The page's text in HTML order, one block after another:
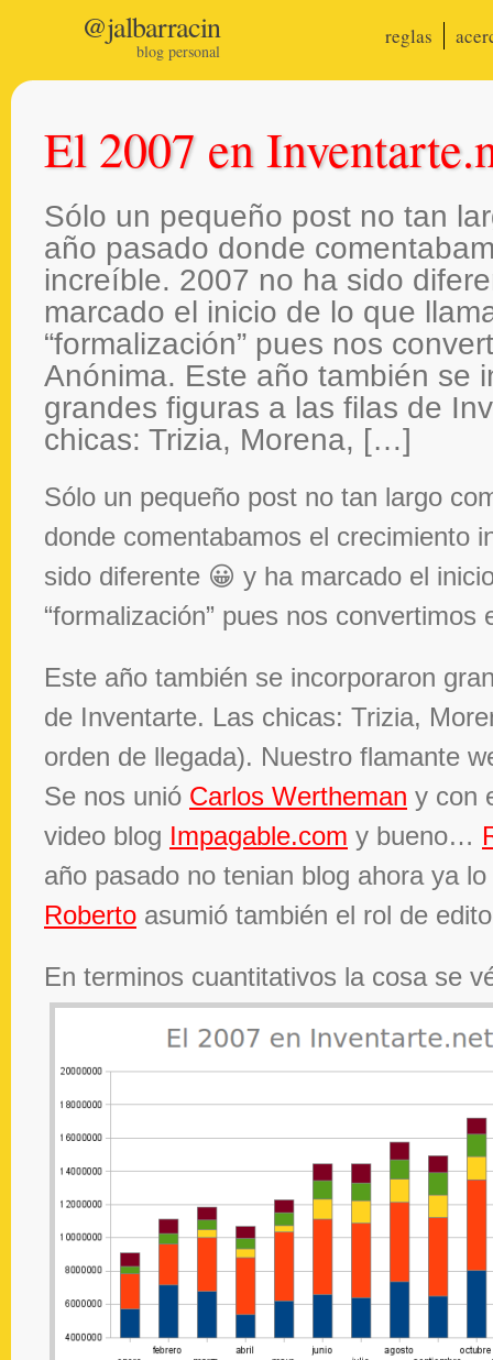
@jalbarracin
blog personal
reglas
El 2007 en
Sólo un pequeño post no tan
año pasado donde
increíble. 2007 no ha sido
marcado el inicio de lo que
“formalización” pues nos
Anónima. Este año también se
grandes figuras a las filas de
chicas: Trizia, Morena, […]
Sólo un pequeño post no tan largo
donde comentabamos el crecimiento
sido diferente 😀 y ha marcado el
“formalización” pues nos convertimos
Este año también se incorporaron
de Inventarte. Las chicas: Trizia,
orden de llegada). Nuestro flamante
Se nos unió Carlos Wertheman y con
video blog Impagable.com y bueno…
año pasado no tenian blog ahora ya
Roberto asumió también el rol de
En terminos cuantitativos la cosa se